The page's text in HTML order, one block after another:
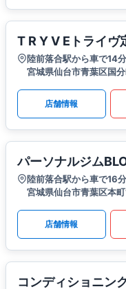
T R Y V Eトライヴ
陸前落合駅から車で14分
宮城県仙台市青葉区国
店舗情報
パーソナルジム
陸前落合駅から車で16分
宮城県仙台市青葉区本
店舗情報
コンディショニン